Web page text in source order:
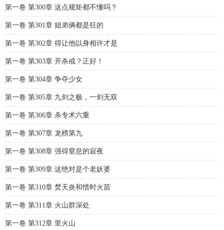
第一卷 第300章 这点规矩都不懂吗？
第一卷 第301章 姐弟俩都是狂的
第一卷 第302章 得让他以身相许才是
第一卷 第303章 开杀戒？正好！
第一卷 第304章 争夺少女
第一卷 第305章 九剑之极，一剑无双
第一卷 第306章 杀专术六重
第一卷 第307章 龙榜第九
第一卷 第308章 强得窒息的寂夜
第一卷 第309章 这绝对是个老妖婆
第一卷 第310章 焚天炎和惜时火苗
第一卷 第311章 火山群深处
第一卷 第312章 里火山